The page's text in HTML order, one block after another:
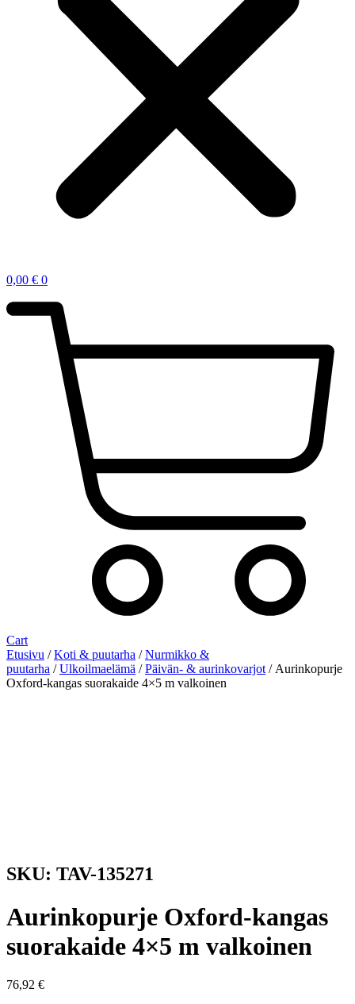
0,00 € 0
Cart
Etusivu /Koti & puutarha /Nurmikko &
puutarha /Ulkoilmaelämä /Päivän- & aurinkovarjot / Aurinkopurje
Oxford-kangas suorakaide 4×5 m valkoinen
SKU: TAV-135271
Aurinkopurje Oxford-kangas
suorakaide 4×5 m valkoinen
76,92 €